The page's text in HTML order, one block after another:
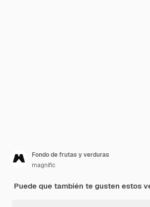
Fondo de frutas y verduras
magnific
Puede que también te gusten estos